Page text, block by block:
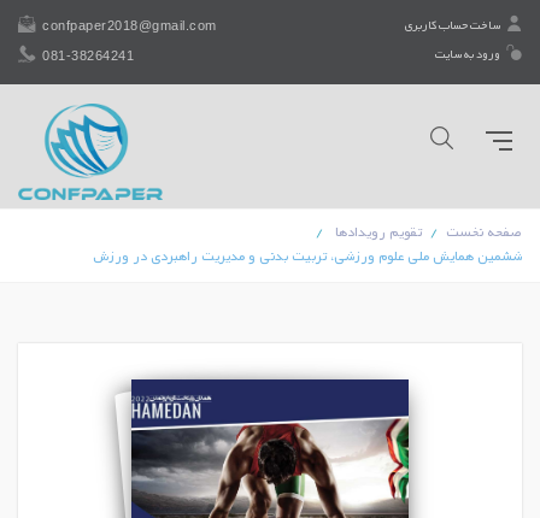
ساخت حساب کاربری
ورود به سایت
confpaper2018@gmail.com
081-38264241
صفحه نخست
تقویم رویدادها
ششمین همایش ملی علوم ورزشی، تربیت بدنی و مدیریت راهبردی در ورزش